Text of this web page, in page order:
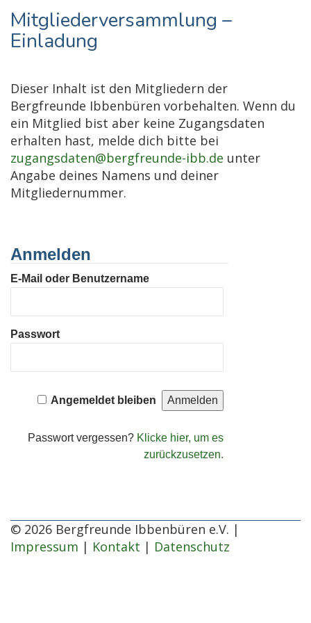
Mitgliederversammlung –
Einladung
Dieser Inhalt ist den Mitgliedern der
Bergfreunde Ibbenbüren vorbehalten. Wenn du
ein Mitglied bist aber keine Zugangsdaten
erhalten hast, melde dich bitte bei
zugangsdaten@bergfreunde-ibb.de unter
Angabe deines Namens und deiner
Mitgliedernummer.
Anmelden
E-Mail oder Benutzername
Passwort
Angemeldet bleiben
Passwort vergessen? Klicke hier, um es
zurückzusetzen.
© 2026 Bergfreunde Ibbenbüren e.V. |
Impressum | Kontakt | Datenschutz